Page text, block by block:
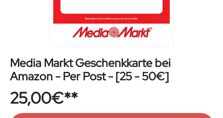
Media Markt Geschenkkarte bei
Amazon - Per Post - [25 - 50€]
25,00€